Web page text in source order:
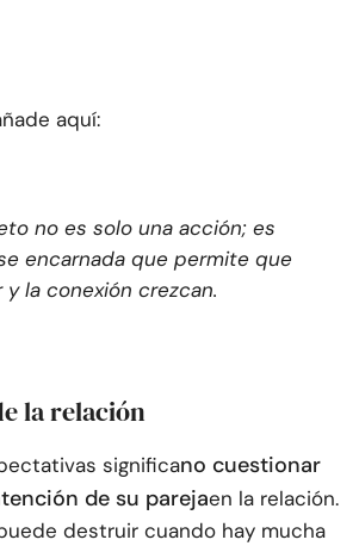
aquí:
no es solo una acción; es
encarnada que permite que
y la conexión crezcan.
la relación
significano cuestionar
de su parejaen la relación.
destruir cuando hay mucha